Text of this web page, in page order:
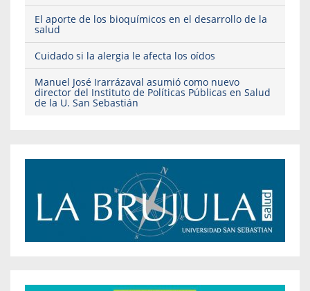
El aporte de los bioquímicos en el desarrollo de la
salud
Cuidado si la alergia le afecta los oídos
Manuel José Irarrázaval asumió como nuevo
director del Instituto de Políticas Públicas en Salud
de la U. San Sebastián